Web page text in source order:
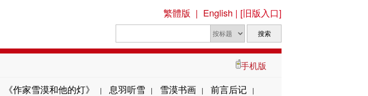
繁體版 | English | [旧版入口]
手机版
《作家雪漠和他的灯》 | 息羽听雪 | 雪漠书画 | 前言后记 |